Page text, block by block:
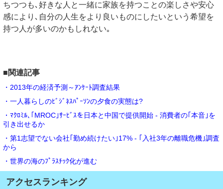
ちつつも､好きな人と一緒に家族を持つことの楽しさや安心
感により､自分の人生をより良いものにしたいという希望を
持つ人が多いのかもしれない｡
■関連記事
・2013年の経済予測～ｱﾝｹｰﾄ調査結果
・一人暮らしのﾋﾞｼﾞﾈｽﾊﾟｰｿﾝの夕食の実態は?
・ﾏｸﾛﾐﾙ､｢MROC｣ｻｰﾋﾞｽを日本と中国で提供開始 - 消費者の｢本音｣を
引き出せるか
・第1志望でない会社｢勤め続けたい｣17% - ｢入社3年の離職危機｣調査
から
・世界の海のﾌﾟﾗｽﾁｯｸ化が進む
アクセスランキング